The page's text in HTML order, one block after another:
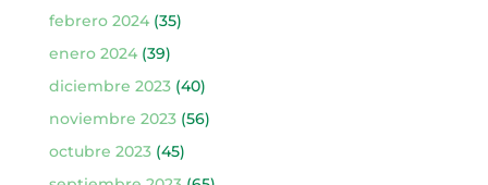
febrero 2024(35)
enero 2024(39)
diciembre 2023(40)
noviembre 2023(56)
octubre 2023(45)